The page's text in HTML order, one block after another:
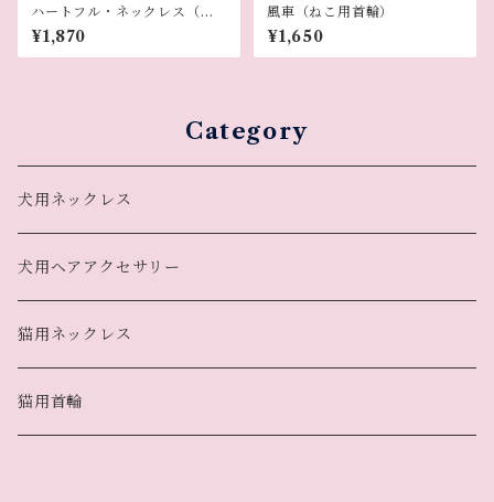
ハートフル・ネックレス（犬
用ネックレス）
¥1,870
風車（ねこ用首輪）
¥1,650
Category
犬用ネックレス
犬用ヘアアクセサリー
猫用ネックレス
猫用首輪